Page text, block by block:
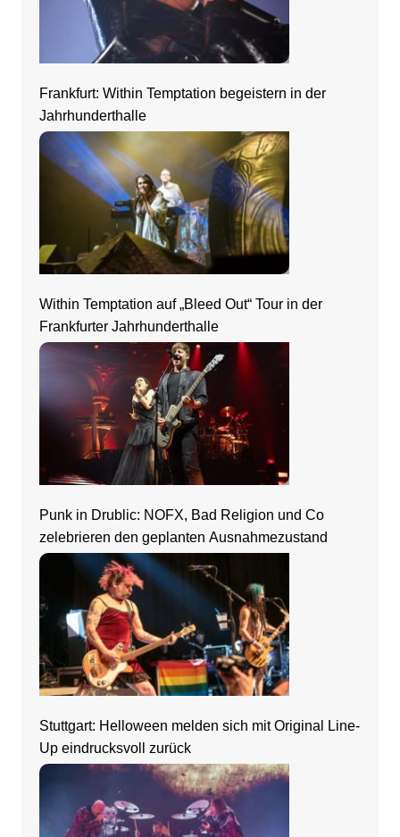
Frankfurt: Within Temptation begeistern in der
Jahrhunderthalle
Within Temptation auf „Bleed Out“ Tour in der
Frankfurter Jahrhunderthalle
Punk in Drublic: NOFX, Bad Religion und Co
zelebrieren den geplanten Ausnahmezustand
Stuttgart: Helloween melden sich mit Original Line-
Up eindrucksvoll zurück